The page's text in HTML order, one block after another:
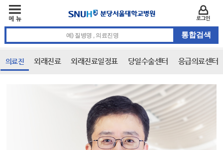
의료진 외래진료 외래진료일정표 당일수술센터 응급의료센터